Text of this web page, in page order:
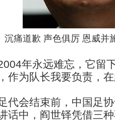
沉痛道歉 声色俱厉 恩威并
年永远难忘，它留下
作为队长我要负责，
会结束前，中国足协
话中，阎世铎凭借三